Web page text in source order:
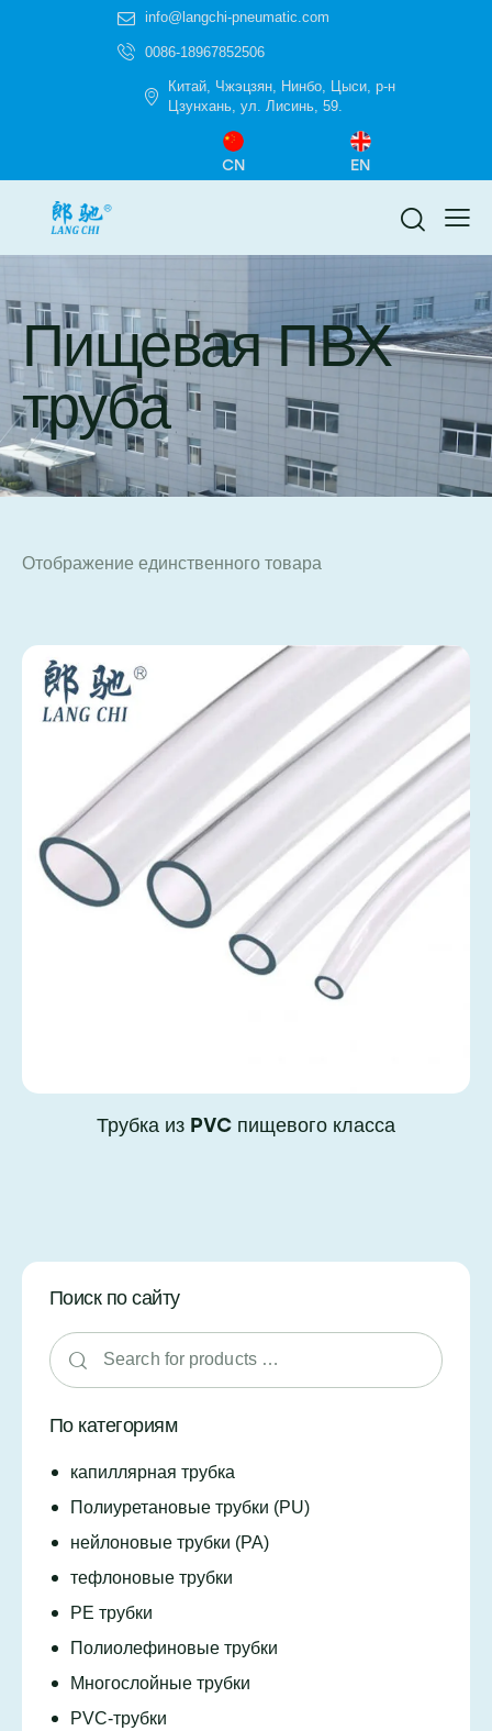
info@langchi-pneumatic.com
0086-18967852506
Китай, Чжэцзян, Нинбо, Цыси, р-н
Цзунхань, ул. Лисинь, 59.
CN EN
Пищевая ПВХ
труба
Отображение единственного товара
Трубка из PVC пищевого класса
Поиск по сайту
По категориям
капиллярная трубка
Полиуретановые трубки (PU)
нейлоновые трубки (PA)
тефлоновые трубки
PE трубки
Полиолефиновые трубки
Многослойные трубки
PVC-трубки